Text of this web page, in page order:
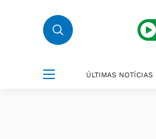
ÚLTIMAS NOTÍCIAS